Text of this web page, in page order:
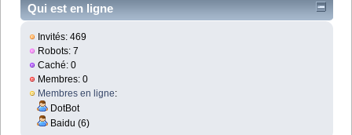
Qui est en ligne
Invités: 469
Robots: 7
Caché: 0
Membres: 0
Membres en ligne:
DotBot
Baidu (6)